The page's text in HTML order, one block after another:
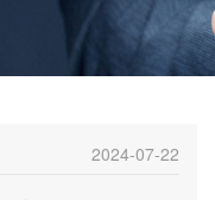
2024-07-22